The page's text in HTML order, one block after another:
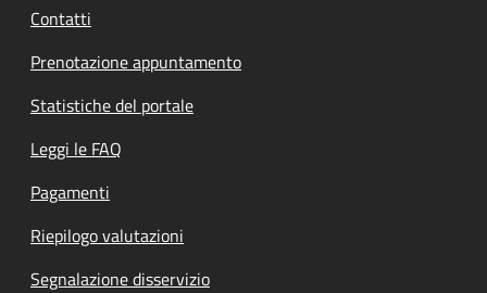
Contatti
Prenotazione appuntamento
Statistiche del portale
Leggi le FAQ
Pagamenti
Riepilogo valutazioni
Segnalazione disservizio